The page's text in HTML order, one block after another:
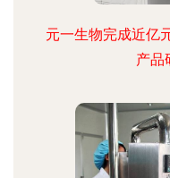
元一生物完成近亿
产品